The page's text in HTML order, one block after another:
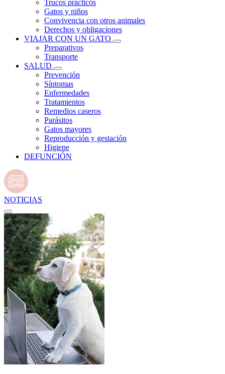
Trucos prácticos
Gatos y niños
Convivencia con otros animales
Derechos y obligaciones
VIAJAR CON UN GATO
Preparativos
Transporte
SALUD
Prevención
Síntomas
Enfermedades
Tratamientos
Remedios caseros
Parásitos
Gatos mayores
Reproducción y gestación
Higiene
DEFUNCIÓN
NOTICIAS